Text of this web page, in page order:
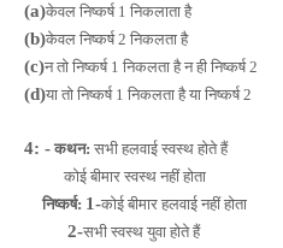
(a)केवल निष्कर्ष 1 निकलाता है
(b)केवल निष्कर्ष 2 निकलता है
(c)न तो निष्कर्ष 1 निकलता है न ही निष्कर्ष 2
(d)या तो निष्कर्ष 1 निकलता है या निष्कर्ष 2
4: - कथन: सभी हलवाई स्वस्थ होते हैं
कोई बीमार स्वस्थ नहीं होता
निष्कर्ष: 1-कोई बीमार हलवाई नहीं होता
2-सभी स्वस्थ युवा होते हैं